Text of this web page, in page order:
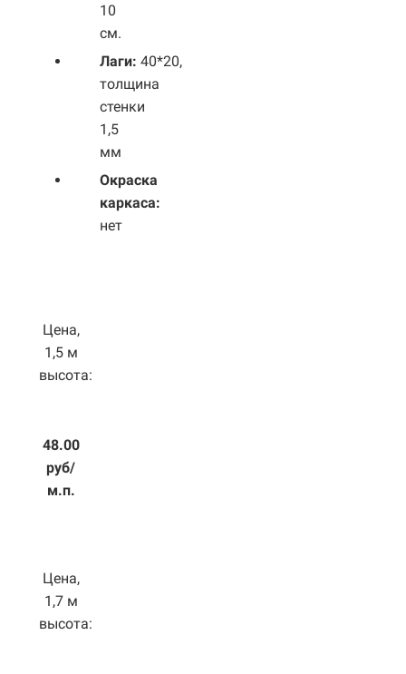
10
см.
Лаги: 40*20,
толщина
стенки
1,5
мм
Окраска
каркаса:
нет
Цена,
1,5 м
высота:
48.00
руб/
м.п.
Цена,
1,7 м
высота: